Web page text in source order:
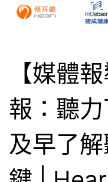
【媒體
報：聽
及早了